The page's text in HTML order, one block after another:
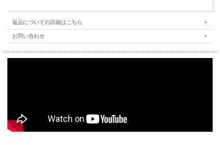
返品についての詳細はこちら
お問い合わせ